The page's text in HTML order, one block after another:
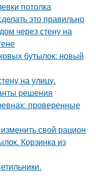
потолка
это правильно
через стену на
бутылок: новый
на улицу.
решения
проверенные
свой рацион
Корзинка из